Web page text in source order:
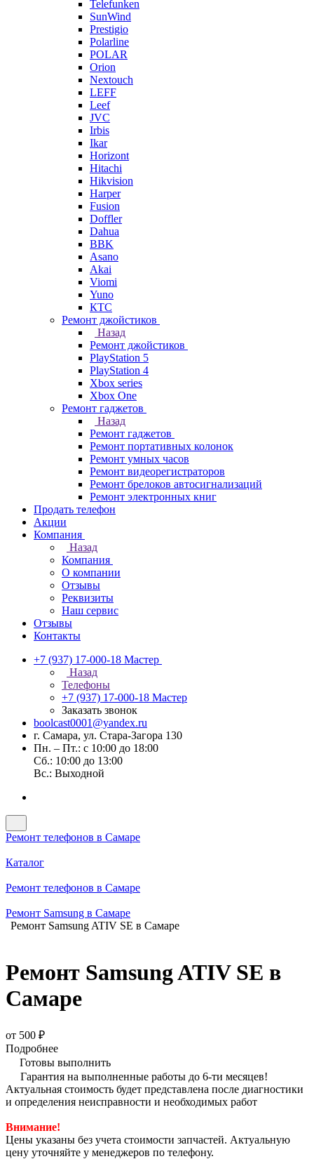
Telefunken
SunWind
Prestigio
Polarline
POLAR
Orion
Nextouch
LEFF
Leef
JVC
Irbis
Ikar
Horizont
Hitachi
Hikvision
Harper
Fusion
Doffler
Dahua
BBK
Asano
Akai
Viomi
Yuno
КТС
Ремонт джойстиков
Назад
Ремонт джойстиков
PlayStation 5
PlayStation 4
Xbox series
Xbox One
Ремонт гаджетов
Назад
Ремонт гаджетов
Ремонт портативных колонок
Ремонт умных часов
Ремонт видеорегистраторов
Ремонт брелоков автосигнализаций
Ремонт электронных книг
Продать телефон
Акции
Компания
Назад
Компания
О компании
Отзывы
Реквизиты
Наш сервис
Отзывы
Контакты
+7 (937) 17-000-18 Мастер
Назад
Телефоны
+7 (937) 17-000-18 Мастер
Заказать звонок
boolcast0001@yandex.ru
г. Самара, ул. Стара-Загора 130
Пн. – Пт.: с 10:00 до 18:00
Сб.: 10:00 до 13:00
Вс.: Выходной
Ремонт телефонов в Самаре
Каталог
Ремонт телефонов в Самаре
Ремонт Samsung в Самаре
Ремонт Samsung ATIV SE в Самаре
Ремонт Samsung ATIV SE в
Самаре
от 500 ₽
Подробнее
Готовы выполнить
Гарантия на выполненные работы до 6-ти месяцев!
Актуальная стоимость будет представлена после диагностики
и определения неисправности и необходимых работ
Внимание!
Цены указаны без учета стоимости запчастей. Актуальную
цену уточняйте у менеджеров по телефону.